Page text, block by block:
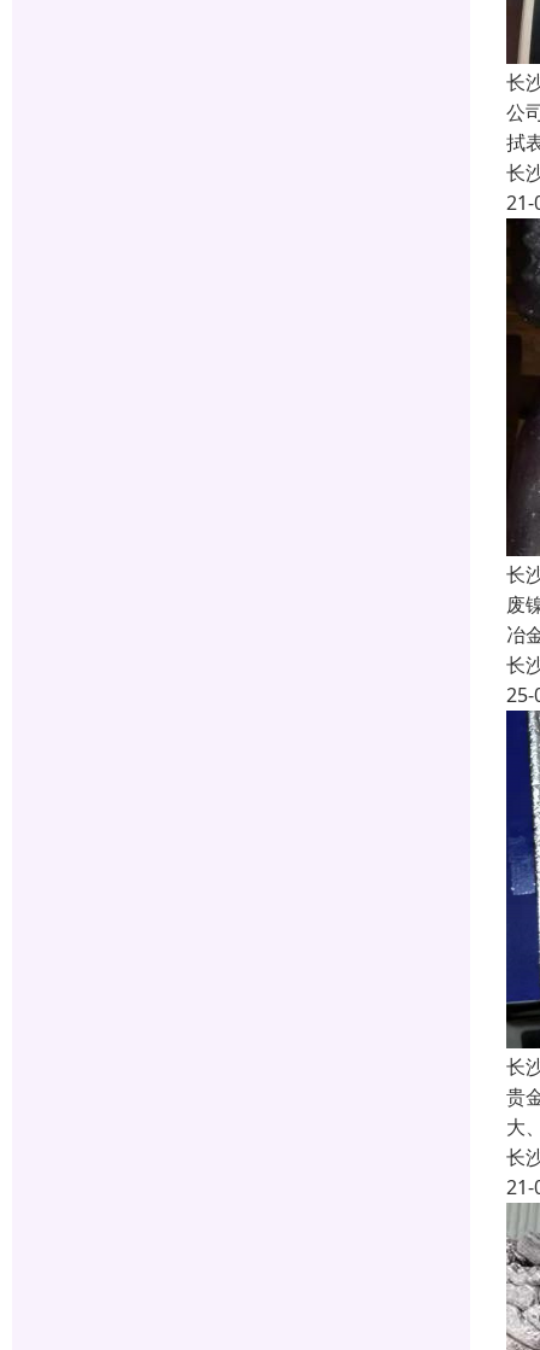
长
公
拭
长
21-
长
废
冶
长
25-
长
贵
大
长
21-